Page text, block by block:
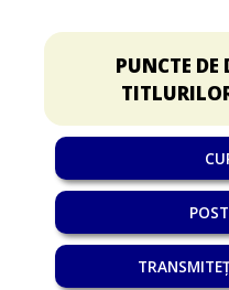
PUNCTE DE